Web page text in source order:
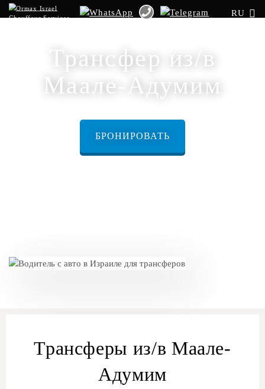
RU
Трансфер из/в
Маале-Адумим
БРОНИРОВАТЬ
Трансферы из/в Маале-
Адумим